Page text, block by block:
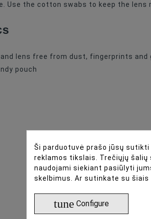
Use the cotton swabs to keep the
and lens free from dust, fingerprints and
pouch
Ši parduotuvė prašo jūsų
reklamos tikslais. Trečiųjų
naudojami siekiant pasiūlyti
skelbimus. Ar sutinkate su
tune Configure